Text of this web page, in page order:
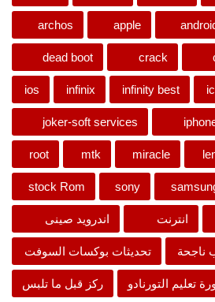
apple
archos
crack
dead boot
infinity best
infinix
ios
joker-soft services
miracle
mtk
root
sony
stock Rom
انترنت اندرويد صينى
ناجحة تحديثات بوكسات السوفت
تعليم التورنادو ركز قبل ما تلبس